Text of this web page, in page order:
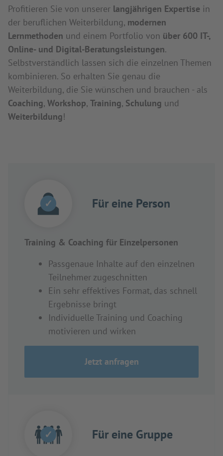
Profitieren Sie von unserer langjährigen Expertise in
der beruflichen Weiterbildung, modernen
Lernmethoden und einem Portfolio von über 600 IT-,
Online- und Digital-Beratungsleistungen.
Selbstverständlich lassen sich die einzelnen Themen
kombinieren. So erhalten Sie genau die
Weiterbildung, die Sie wünschen und brauchen - als
Coaching, Workshop, Training, Schulung und
Weiterbildung!
✓ Für eine Person
Training & Coaching für Einzelpersonen
Passgenaue Inhalte auf den einzelnen
Teilnehmer zugeschnitten
Ein sehr effektives Format, das schnell
Ergebnisse bringt
Individuelle Training und Coaching
motivieren und wirken
Jetzt anfragen
✓ Für eine Gruppe